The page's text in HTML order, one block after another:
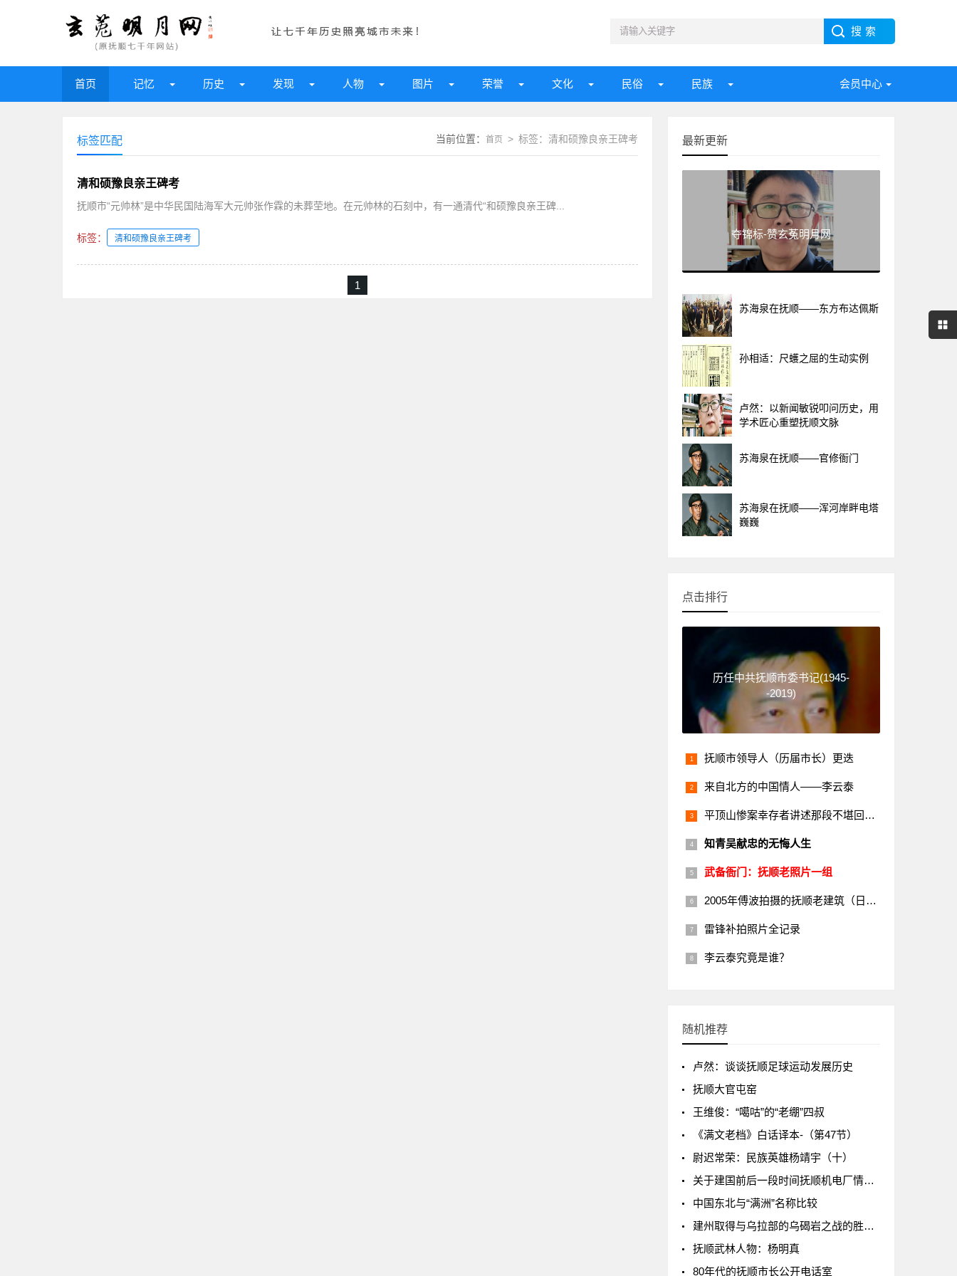
首页 记忆 历史 发现 人物 图片 荣誉 文化 民俗 民族 会员中心
当前位置： 首页 > 标签：清和硕豫良亲王碑考
标签匹配
清和硕豫良亲王碑考
抚顺市“元帅林”是中华民国陆海军大元帅张作霖的未葬茔地。在元帅林的石刻中，有一通清代“和硕豫良亲王碑...
标签： 清和硕豫良亲王碑考
1
最新更新
夺锦标-赞玄菟明月网
苏海泉在抚顺——东方布达佩斯
孙相适：尺蠖之屈的生动实例
卢然：以新闻敏锐叩问历史，用
学术匠心重塑抚顺文脉
苏海泉在抚顺——官修衙门
苏海泉在抚顺——浑河岸畔电塔
巍巍
点击排行
历任中共抚顺市委书记(1945-
-2019)
抚顺市领导人（历届市长）更迭
来自北方的中国情人——李云泰
平顶山惨案幸存者讲述那段不堪回首的历史
知青吴献忠的无悔人生
武备衙门：抚顺老照片一组
2005年傅波拍摄的抚顺老建筑（日本楼）
雷锋补拍照片全记录
李云泰究竟是谁？
随机推荐
卢然：谈谈抚顺足球运动发展历史
抚顺大官屯窑
王维俊：“噶咕”的“老绷”四叔
《满文老档》白话译本-（第47节）
尉迟常荣：民族英雄杨靖宇（十）
关于建国前后一段时间抚顺机电厂情况的回忆
中国东北与“满洲”名称比较
建州取得与乌拉部的乌碣岩之战的胜利有何意义？
抚顺武林人物：杨明真
80年代的抚顺市长公开电话室